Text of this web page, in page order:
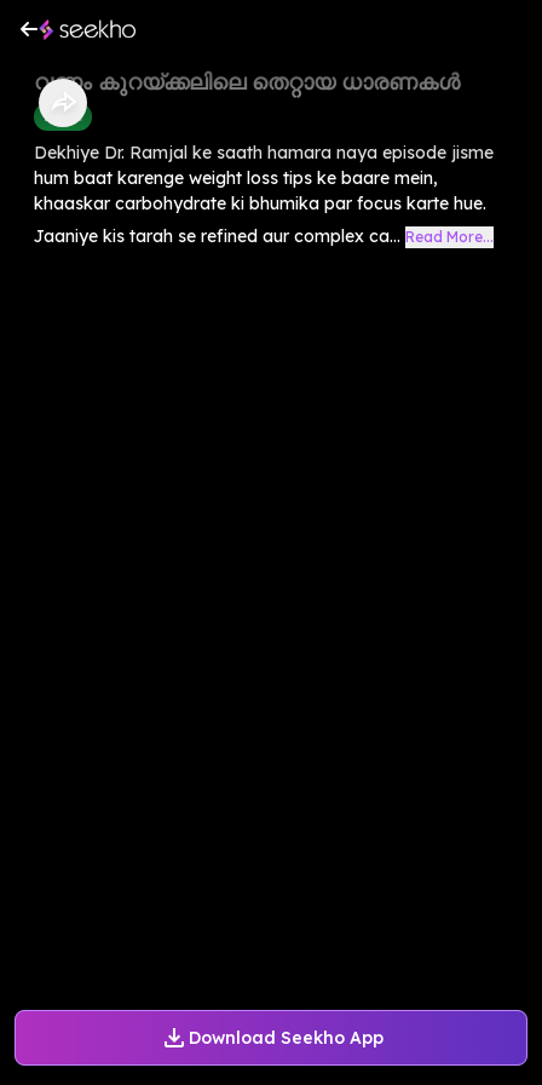
Download Seekho App
വണ്ണം കുറയ്ക്കലിലെ തെറ്റായ ധാരണകൾ
Health
Dekhiye Dr. Ramjal ke saath hamara naya episode jisme
hum baat karenge weight loss tips ke baare mein,
khaaskar carbohydrate ki bhumika par focus karte hue.
Jaaniye kis tarah se refined aur complex ca... Read More...